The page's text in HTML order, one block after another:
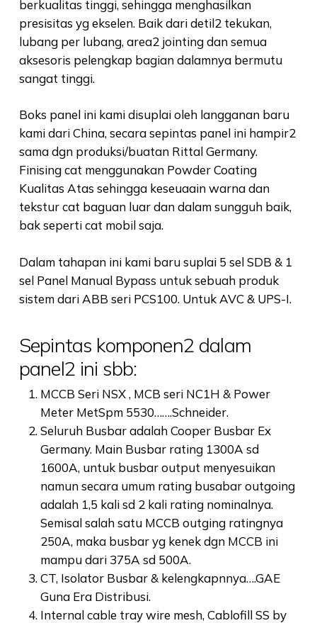
berkualitas tinggi, sehingga menghasilkan
presisitas yg ekselen. Baik dari detil2 tekukan,
lubang per lubang, area2 jointing dan semua
aksesoris pelengkap bagian dalamnya bermutu
sangat tinggi.
Boks panel ini kami disuplai oleh langganan baru
kami dari China, secara sepintas panel ini hampir2
sama dgn produksi/buatan Rittal Germany.
Finising cat menggunakan Powder Coating
Kualitas Atas sehingga keseuaain warna dan
tekstur cat baguan luar dan dalam sungguh baik,
bak seperti cat mobil saja.
Dalam tahapan ini kami baru suplai 5 sel SDB & 1
sel Panel Manual Bypass untuk sebuah produk
sistem dari ABB seri PCS100. Untuk AVC & UPS-I.
Sepintas komponen2 dalam
panel2 ini sbb:
MCCB Seri NSX , MCB seri NC1H & Power
Meter MetSpm 5530…….Schneider.
Seluruh Busbar adalah Cooper Busbar Ex
Germany. Main Busbar rating 1300A sd
1600A, untuk busbar output menyesuikan
namun secara umum rating busabar outgoing
adalah 1,5 kali sd 2 kali rating nominalnya.
Semisal salah satu MCCB outging ratingnya
250A, maka busbar yg kenek dgn MCCB ini
mampu dari 375A sd 500A.
CT, Isolator Busbar & kelengkapnnya….GAE
Guna Era Distribusi.
Internal cable tray wire mesh, Cablofill SS by